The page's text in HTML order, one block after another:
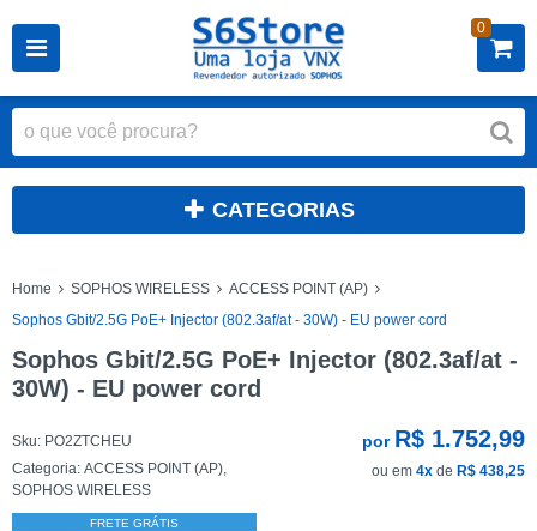
0
CATEGORIAS
Home SOPHOS WIRELESS
ACCESS POINT (AP)
Sophos Gbit/2.5G PoE+ Injector (802.3af/at - 30W) - EU power cord
Sophos Gbit/2.5G PoE+ Injector (802.3af/at -
30W) - EU power cord
Sku: PO2ZTCHEU
Categoria: ACCESS POINT (AP)
SOPHOS WIRELESS
FRETE GRÁTIS
por R$ 1.752,99
ou em 4x de R$ 438,25